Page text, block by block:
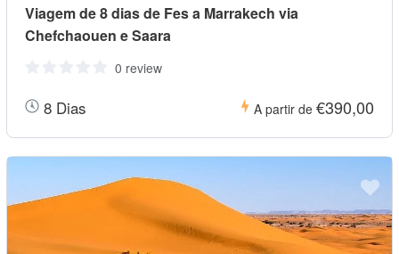
Viagem de 8 dias de Fes a Marrakech via
Chefchaouen e Saara
0 review
8 Dias A partir de €390,00